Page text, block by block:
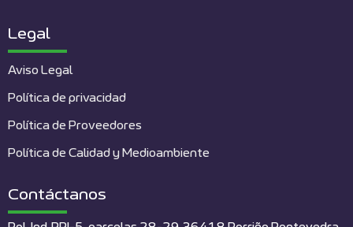
Legal
Aviso Legal
Política de privacidad
Política de Proveedores
Política de Calidad y Medioambiente
Contáctanos